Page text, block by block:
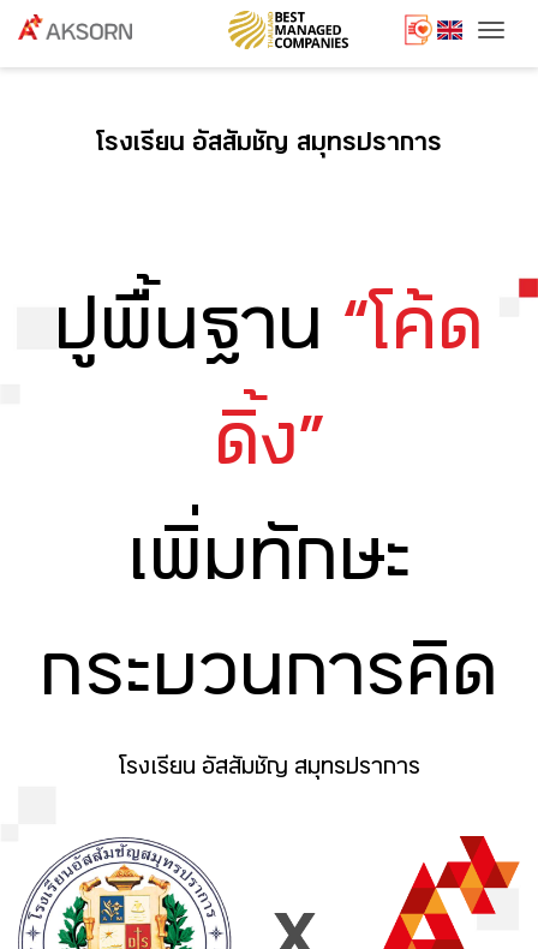
โรงเรียน อัสสัมชัญ สมุทรปราการ
ปูพื้นฐาน “โค้ด
ดิ้ง”
เพิ่มทักษะ
กระบวนการคิด
โรงเรียน อัสสัมชัญ สมุทรปราการ